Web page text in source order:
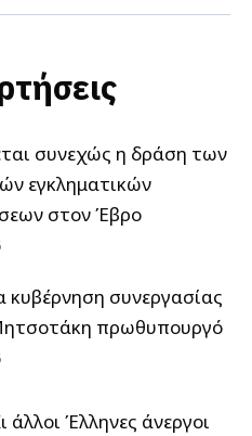
συνεχώς η δράση των
εγκληματικών
στον Έβρο
κυβέρνηση συνεργασίας
πρωθυπουργό
άλλοι Έλληνες άνεργοι